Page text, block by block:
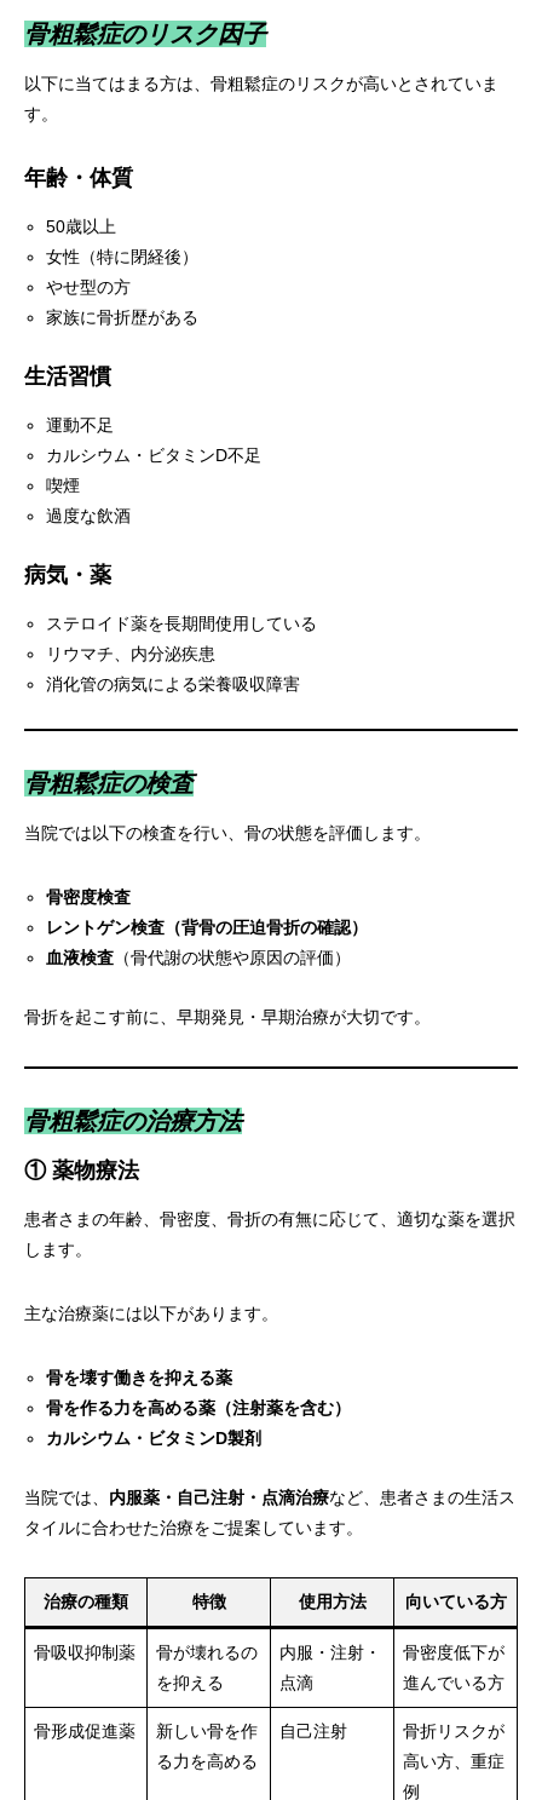
骨粗鬆症のリスク因子
以下に当てはまる方は、骨粗鬆症のリスクが高いとされていま
す。
年齢・体質
50歳以上
女性（特に閉経後）
やせ型の方
家族に骨折歴がある
生活習慣
運動不足
カルシウム・ビタミンD不足
喫煙
過度な飲酒
病気・薬
ステロイド薬を長期間使用している
リウマチ、内分泌疾患
消化管の病気による栄養吸収障害
骨粗鬆症の検査
当院では以下の検査を行い、骨の状態を評価します。
骨密度検査
レントゲン検査（背骨の圧迫骨折の確認）
血液検査 （骨代謝の状態や原因の評価）
骨折を起こす前に、早期発見・早期治療が大切です。
骨粗鬆症の治療方法
① 薬物療法
患者さまの年齢、骨密度、骨折の有無に応じて、適切な薬を選択
します。
主な治療薬には以下があります。
骨を壊す働きを抑える薬
骨を作る力を高める薬（注射薬を含む）
カルシウム・ビタミンD製剤
当院では、 内服薬・自己注射・点滴治療など、患者さまの生活ス
タイルに合わせた治療をご提案しています。
治療の種類 特徴 使用方法 向いている方
骨吸収抑制薬
骨が壊れるの
を抑える
内服・注射・
点滴
骨密度低下が
進んでいる方
骨形成促進薬
新しい骨を作
る力を高める
自己注射
骨折リスクが
高い方、重症
例